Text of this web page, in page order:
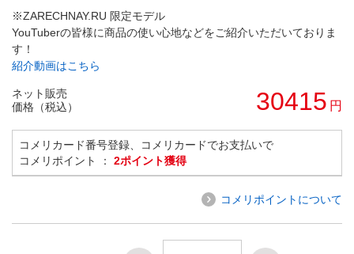
※ZARECHNAY.RU 限定モデル
YouTuberの皆様に商品の使い心地などをご紹介いただいておりま
す！
紹介動画はこちら
ネット販売
価格（税込）
30415 円
コメリカード番号登録、コメリカードでお支払いで
コメリポイント ： 2ポイント獲得
コメリポイントについて